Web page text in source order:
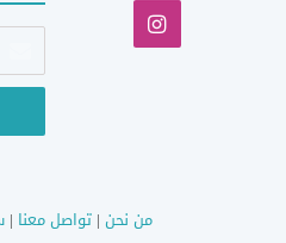
انستقرام
أدخل
من نحن |تواصل معنا |